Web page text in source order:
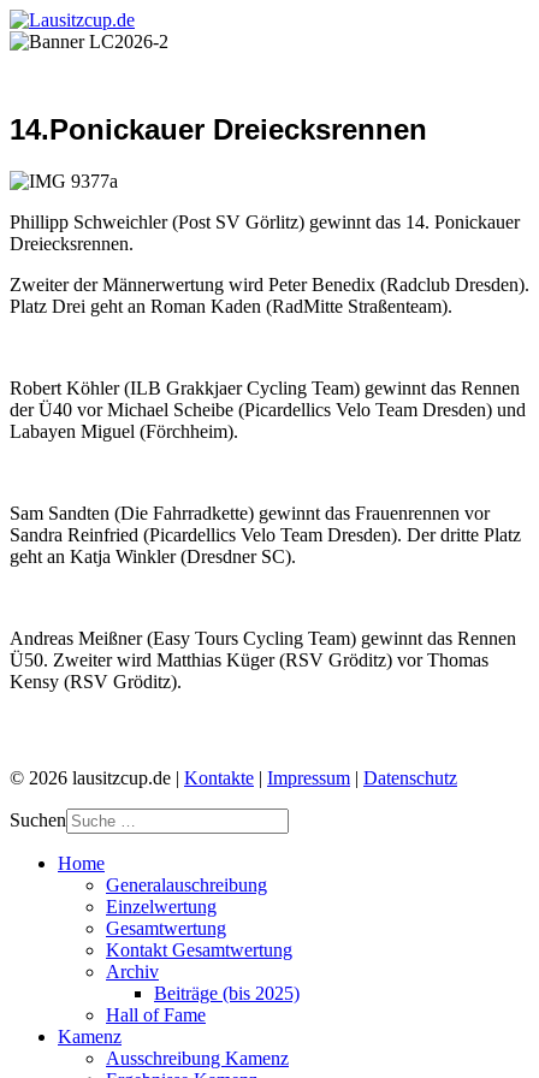
14.Ponickauer Dreiecksrennen
Phillipp Schweichler (Post SV Görlitz) gewinnt das 14. Ponickauer
Dreiecksrennen.
Zweiter der Männerwertung wird Peter Benedix (Radclub Dresden).
Platz Drei geht an Roman Kaden (RadMitte Straßenteam).
Robert Köhler (ILB Grakkjaer Cycling Team) gewinnt das Rennen
der Ü40 vor Michael Scheibe (Picardellics Velo Team Dresden) und
Labayen Miguel (Förchheim).
Sam Sandten (Die Fahrradkette) gewinnt das Frauenrennen vor
Sandra Reinfried (Picardellics Velo Team Dresden). Der dritte Platz
geht an Katja Winkler (Dresdner SC).
Andreas Meißner (Easy Tours Cycling Team) gewinnt das Rennen
Ü50. Zweiter wird Matthias Küger (RSV Gröditz) vor Thomas
Kensy (RSV Gröditz).
© 2026 lausitzcup.de | Kontakte | Impressum | Datenschutz
Suchen
Home
Generalauschreibung
Einzelwertung
Gesamtwertung
Kontakt Gesamtwertung
Archiv
Beiträge (bis 2025)
Hall of Fame
Kamenz
Ausschreibung Kamenz